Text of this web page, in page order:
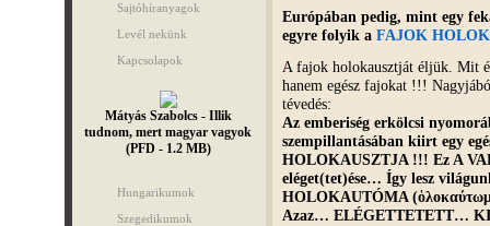
Sajtóhíranyagok
Levél nekünk
Kapcsolapok
Mátyás Szabolcs - Illik
tudnom, mert magyar vagyok
(PFD - 1.2 MB)
Hungarikumok
Szegedikumok
Európában pedig, mint egy
egyre folyik aFAJOK
A fajok holokausztját éljük. Mit
hanem egész fajokat !!!
tévedés:
Az emberiség erkölcsi
szempillantásában kiirt egy
HOLOKAUSZTJA !!! Ez A
eléget(tet)ése… Így lesz
HOLOKAUTÓMA
Azaz… ELÉGETTETETT…